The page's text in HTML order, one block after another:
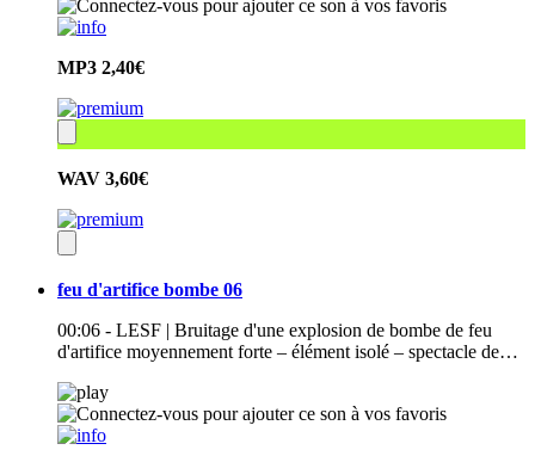
MP3 2,40€
WAV 3,60€
feu d'artifice bombe 06
00:06 - LESF | Bruitage d'une explosion de bombe de feu
d'artifice moyennement forte – élément isolé – spectacle de…